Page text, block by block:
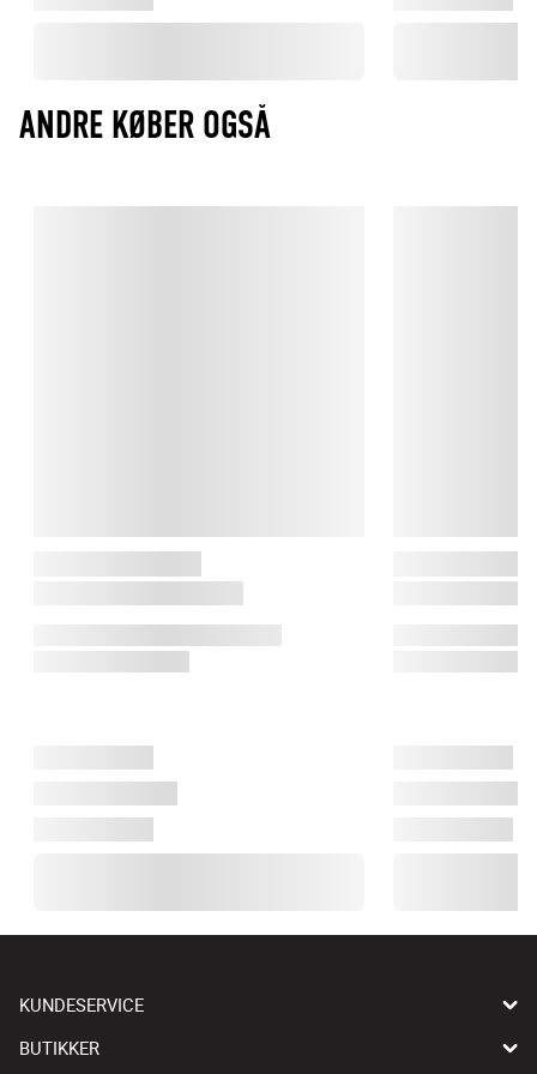
opbygget en stærk position som kurator af nogle af verdens
ANDRE KØBER OGSÅ
KUNDESERVICE
BUTIKKER